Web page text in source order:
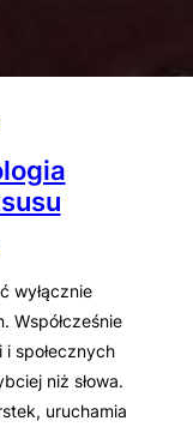
wyłącznie
Współcześnie
i społecznych
niż słowa.
uruchamia